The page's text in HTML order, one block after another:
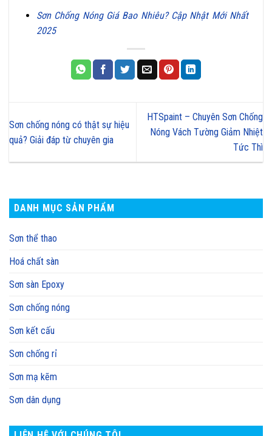
Sơn Chống Nóng Giá Bao Nhiêu? Cập Nhật Mới Nhất
2025
Sơn chống nóng có thật sự hiệu
quả? Giải đáp từ chuyên gia
HTSpaint – Chuyên Sơn Chống
Nóng Vách Tường Giảm Nhiệt
Tức Thì
DANH MỤC SẢN PHẨM
Sơn thể thao
Hoá chất sàn
Sơn sàn Epoxy
Sơn chống nóng
Sơn kết cấu
Sơn chống rỉ
Sơn mạ kẽm
Sơn dân dụng